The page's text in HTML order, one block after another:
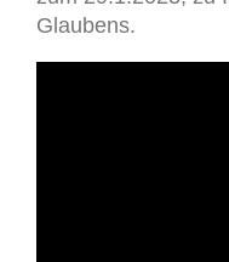
Glaubens.